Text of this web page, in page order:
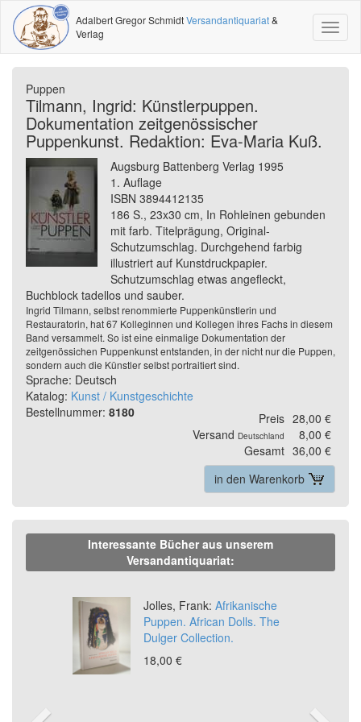
Adalbert Gregor SchmidtVersandantiquariat&
Verlag
Puppen
Tilmann, Ingrid: Künstlerpuppen.
Dokumentation zeitgenössischer
Puppenkunst. Redaktion: Eva-Maria Kuß.
Augsburg Battenberg Verlag 1995
1. Auflage
ISBN 3894412135
186 S., 23x30 cm, In Rohleinen gebunden
mit farb. Titelprägung, Original-
Schutzumschlag. Durchgehend farbig
illustriert auf Kunstdruckpapier.
Schutzumschlag etwas angefleckt,
Buchblock tadellos und sauber.
Ingrid Tilmann, selbst renommierte Puppenkünstlerin und
Restauratorin, hat 67 Kolleginnen und Kollegen ihres Fachs in diesem
Band versammelt. So ist eine einmalige Dokumentation der
zeitgenössichen Puppenkunst entstanden, in der nicht nur die Puppen,
sondern auch die Künstler selbst portraitiert sind.
Sprache: Deutsch
Katalog: Kunst / Kunstgeschichte
Bestellnummer: 8180 Preis 28,00 €
Versand Deutschland
8,00 €
Gesamt 36,00 €
in den Warenkorb
Interessante Bücher aus unserem
Versandantiquariat:
Jolles, Frank: Afrikanische
Puppen. African Dolls. The
Dulger Collection.
18,00 €
Previous